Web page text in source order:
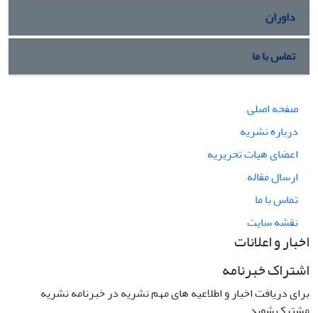
داوران
تماس با ما
صفحه اصلی
درباره نشریه
اعضای هیات تحریریه
ارسال مقاله
تماس با ما
نقشه سایت
اخبار و اعلانات
اشتراک خبرنامه
برای دریافت اخبار و اطلاعیه های مهم نشریه در خبرنامه نشریه